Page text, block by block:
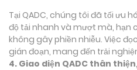
Tại QADC, chúng tôi đã tối ưu
độ tải nhanh và mượt mà, hạn
không gây phiền nhiễu. Việc
gián đoạn, mang đến trải
4. Giao diện QADC thân